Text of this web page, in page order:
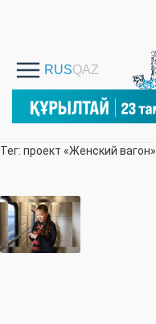
Тег: проект «Женский вагон»